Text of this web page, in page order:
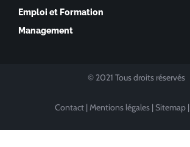
Emploi et Formation
Management
© 2021 Tous droits réservés
Contact|Mentions légales| Sitemap|